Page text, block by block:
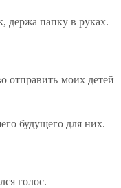
держа папку в руках.
отправить моих детей
будущего для них.
голос.